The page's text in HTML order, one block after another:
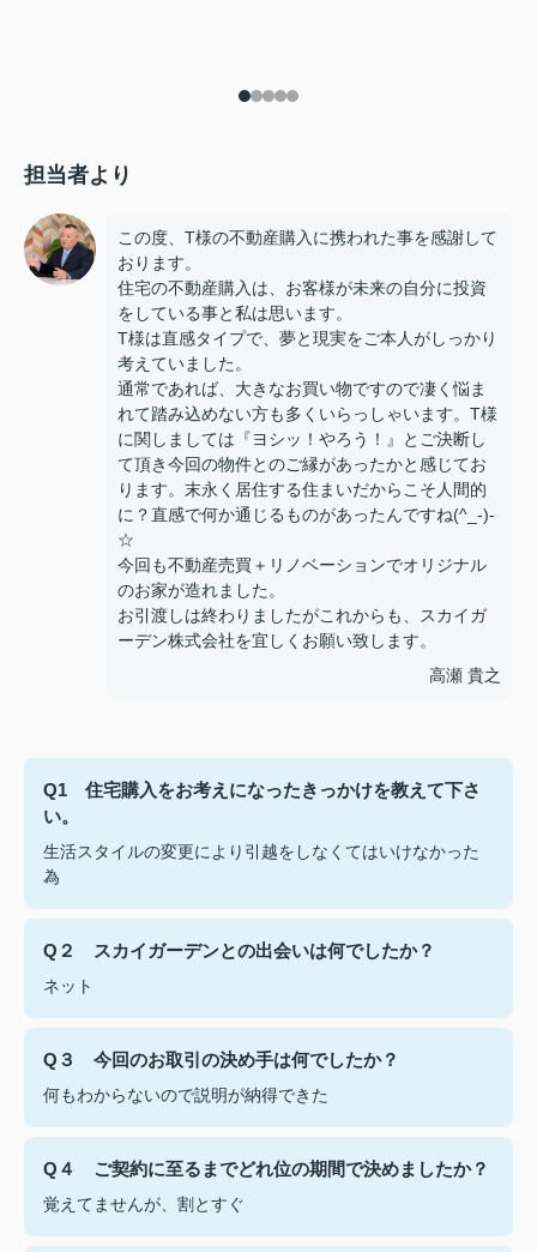
担当者より
この度、T様の不動産購入に携われた事を感謝して
おります。
住宅の不動産購入は、お客様が未来の自分に投資
をしている事と私は思います。
T様は直感タイプで、夢と現実をご本人がしっかり
考えていました。
通常であれば、大きなお買い物ですので凄く悩ま
れて踏み込めない方も多くいらっしゃいます。T様
に関しましては『ヨシッ！やろう！』とご決断し
て頂き今回の物件とのご縁があったかと感じてお
ります。末永く居住する住まいだからこそ人間的
に？直感で何か通じるものがあったんですね(^_-)-
☆
今回も不動産売買＋リノベーションでオリジナル
のお家が造れました。
お引渡しは終わりましたがこれからも、スカイガ
ーデン株式会社を宜しくお願い致します。
高瀬 貴之
Q1 住宅購入をお考えになったきっかけを教えて下さ
い。
生活スタイルの変更により引越をしなくてはいけなかった
為
Q２ スカイガーデンとの出会いは何でしたか？
ネット
Q３ 今回のお取引の決め手は何でしたか？
何もわからないので説明が納得できた
Q４ ご契約に至るまでどれ位の期間で決めましたか？
覚えてませんが、割とすぐ